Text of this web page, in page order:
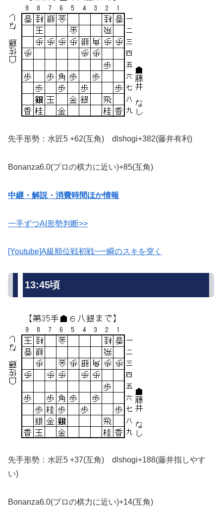
先手形勢：水匠5 +62(互角) dlshogi+382(藤井有利)
Bonanza6.0(プロの棋力に近い)+85(互角)
中継・解説・消費時間ほか情報
一手ずつAI形勢判断>>
[Youtube]A級順位戦初戦~一瞬のスキを突く
13:45頃
先手形勢：水匠5 +37(互角) dlshogi+188(藤井指しやす
い)
Bonanza6.0(プロの棋力に近い)+14(互角)